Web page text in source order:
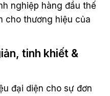
nghiệp hàng đầu thế
cho thương hiệu của
tinh khiết &
đại diện cho sự đơn